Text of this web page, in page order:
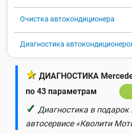
Очистка автокондиционера
Диагностика
★ ДИАГНОСТИКА
по 43 параметрам
✓ Диагностика в
автосервисе «Кволити